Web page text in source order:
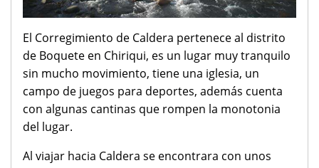
El Corregimiento de Caldera pertenece al distrito
de Boquete en Chiriqui, es un lugar muy tranquilo
sin mucho movimiento, tiene una iglesia, un
campo de juegos para deportes, además cuenta
con algunas cantinas que rompen la monotonia
del lugar.
Al viajar hacia Caldera se encontrara con unos